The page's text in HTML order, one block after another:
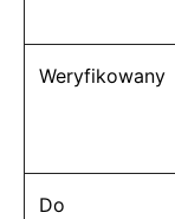
Weryfikowany
Do